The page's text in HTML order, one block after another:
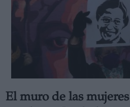
El muro de las